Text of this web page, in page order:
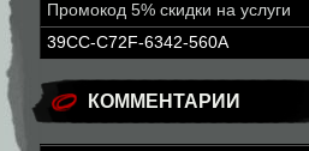
Промокод 5% скидки на услуги
39CC-C72F-6342-560A
КОММЕНТАРИИ